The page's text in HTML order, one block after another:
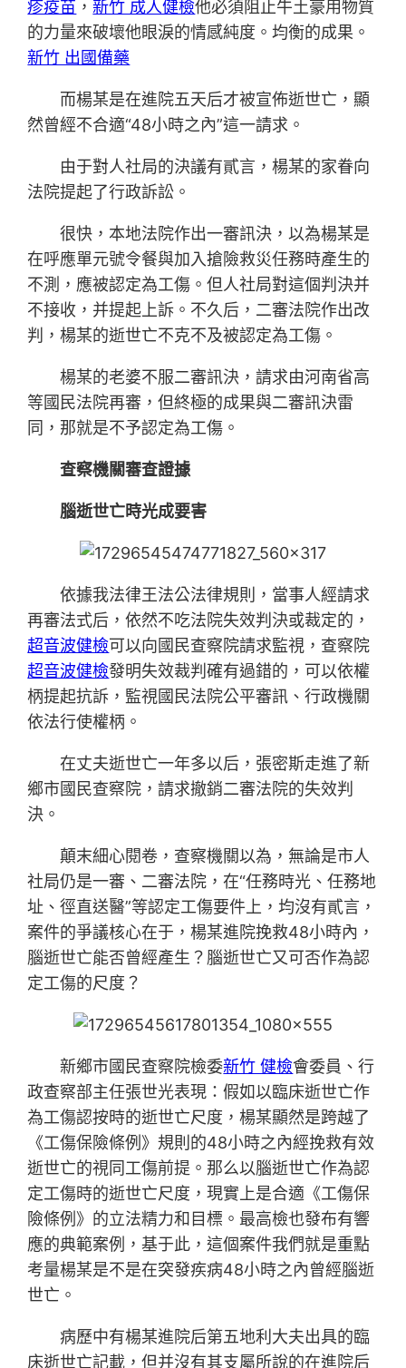
疹疫苗 ，新竹 成人健檢他必須阻止牛土豪用物質
的力量來破壞他眼淚的情感純度。均衡的成果。
新竹 出國備藥
而楊某是在進院五天后才被宣佈逝世亡，顯
然曾經不合適“48小時之內”這一請求。
由于對人社局的決議有貳言，楊某的家眷向
法院提起了行政訴訟。
很快，本地法院作出一審訊決，以為楊某是
在呼應單元號令餐與加入搶險救災任務時產生的
不測，應被認定為工傷。但人社局對這個判決并
不接收，并提起上訴。不久后，二審法院作出改
判，楊某的逝世亡不克不及被認定為工傷。
楊某的老婆不服二審訊決，請求由河南省高
等國民法院再審，但終極的成果與二審訊決雷
同，那就是不予認定為工傷。
查察機關審查證據
腦逝世亡時光成要害
依據我法律王法公法律規則，當事人經請求
再審法式后，依然不吃法院失效判決或裁定的，
超音波健檢可以向國民查察院請求監視，查察院
超音波健檢發明失效裁判確有過錯的，可以依權
柄提起抗訴，監視國民法院公平審訊、行政機關
依法行使權柄。
在丈夫逝世亡一年多以后，張密斯走進了新
鄉市國民查察院，請求撤銷二審法院的失效判
決。
顛末細心閱卷，查察機關以為，無論是市人
社局仍是一審、二審法院，在“任務時光、任務地
址、徑直送醫”等認定工傷要件上，均沒有貳言，
案件的爭議核心在于，楊某進院挽救48小時內，
腦逝世亡能否曾經產生？腦逝世亡又可否作為認
定工傷的尺度？
新鄉市國民查察院檢委新竹 健檢會委員、行
政查察部主任張世光表現：假如以臨床逝世亡作
為工傷認按時的逝世亡尺度，楊某顯然是跨越了
《工傷保險條例》規則的48小時之內經挽救有效
逝世亡的視同工傷前提。那么以腦逝世亡作為認
定工傷時的逝世亡尺度，現實上是合適《工傷保
險條例》的立法精力和目標。最高檢也發布有響
應的典範案例，基于此，這個案件我們就是重點
考量楊某是不是在突發疾病48小時之內曾經腦逝
世亡。
病歷中有楊某進院后第五地利大夫出具的臨
床逝世亡記載，但并沒有其支屬所說的在進院后